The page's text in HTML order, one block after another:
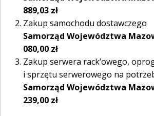
889,03 zł
Zakup samochodu dostawczego
Samorząd Województwa
080,00 zł
Zakup serwera rack’owego,
i sprzętu serwerowego na
Samorząd Województwa
239,00 zł